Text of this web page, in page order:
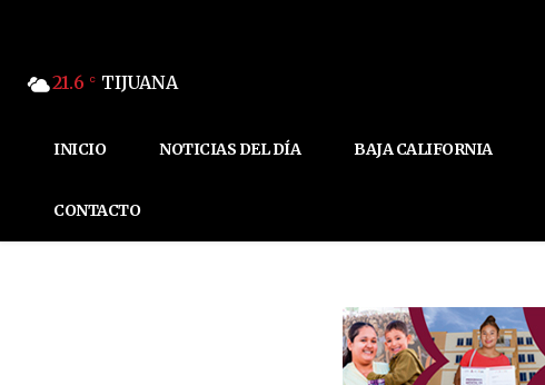
21.6 C TIJUANA
INICIO NOTICIAS DEL DÍA BAJA CALIFORNIA
CONTACTO